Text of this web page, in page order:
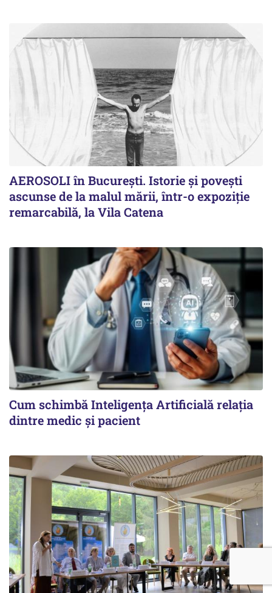
AEROSOLI în București. Istorie și povești
ascunse de la malul mării, într-o expoziție
remarcabilă, la Vila Catena
Cum schimbă Inteligența Artificială relația
dintre medic și pacient